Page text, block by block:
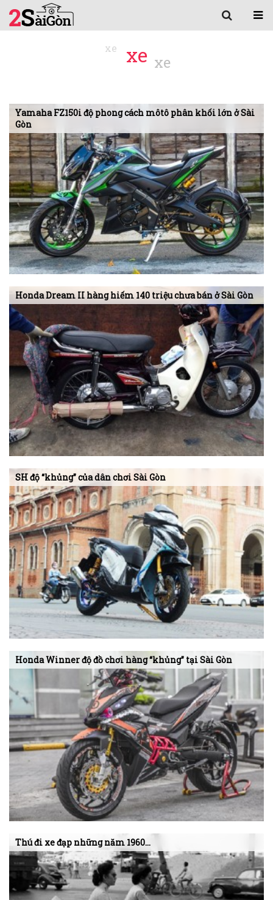
xe
Yamaha FZ150i độ phong cách môtô phân khối lớn ở Sài
Gòn
Honda Dream II hàng hiếm 140 triệu chưa bán ở Sài Gòn
SH độ “khủng” của dân chơi Sài Gòn
Honda Winner độ đồ chơi hàng “khủng” tại Sài Gòn
Thú đi xe đạp những năm 1960…